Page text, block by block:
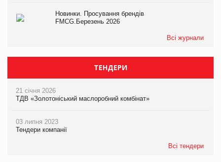
Новинки. Просування брендів
FMCG.Березень 2026
Всі журнали
ТЕНДЕРИ
21 січня 2026
ТДВ «Золотоніський маслоробний комбінат»
03 липня 2023
Тендери компанії
Всі тендери